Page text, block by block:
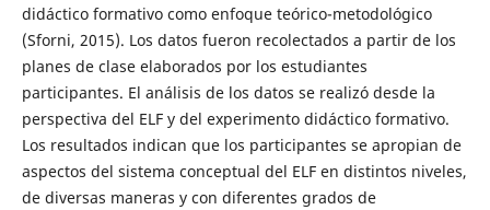
didáctico formativo como enfoque teórico-metodológico
(Sforni, 2015). Los datos fueron recolectados a partir de los
planes de clase elaborados por los estudiantes
participantes. El análisis de los datos se realizó desde la
perspectiva del ELF y del experimento didáctico formativo.
Los resultados indican que los participantes se apropian de
aspectos del sistema conceptual del ELF en distintos niveles,
de diversas maneras y con diferentes grados de